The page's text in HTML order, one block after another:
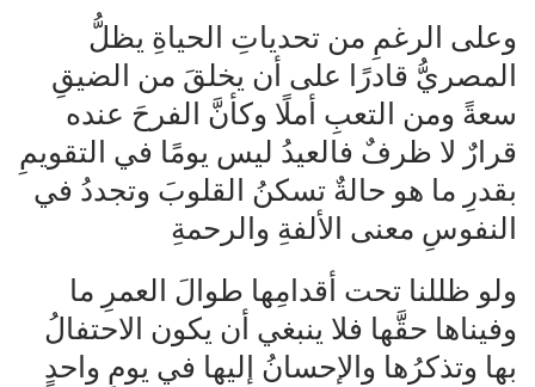
وعلى الرغمِ من تحدياتِ الحياةِ يظلُّ
المصريُّ قادرًا على أن يخلقَ من الضيقِ
سعةً ومن التعبِ أملًا وكأنَّ الفرحَ عنده
قرارٌ لا ظرفٌ فالعيدُ ليس يومًا في التقويمِ
بقدرِ ما هو حالةٌ تسكنُ القلوبَ وتجددُ في
النفوسِ معنى الألفةِ والرحمةِ
ولو ظللنا تحت أقدامِها طوالَ العمرِ ما
وفيناها حقَّها فلا ينبغي أن يكون الاحتفالُ
بها وتذكرُها والإحسانُ إليها في يومٍ واحدٍ